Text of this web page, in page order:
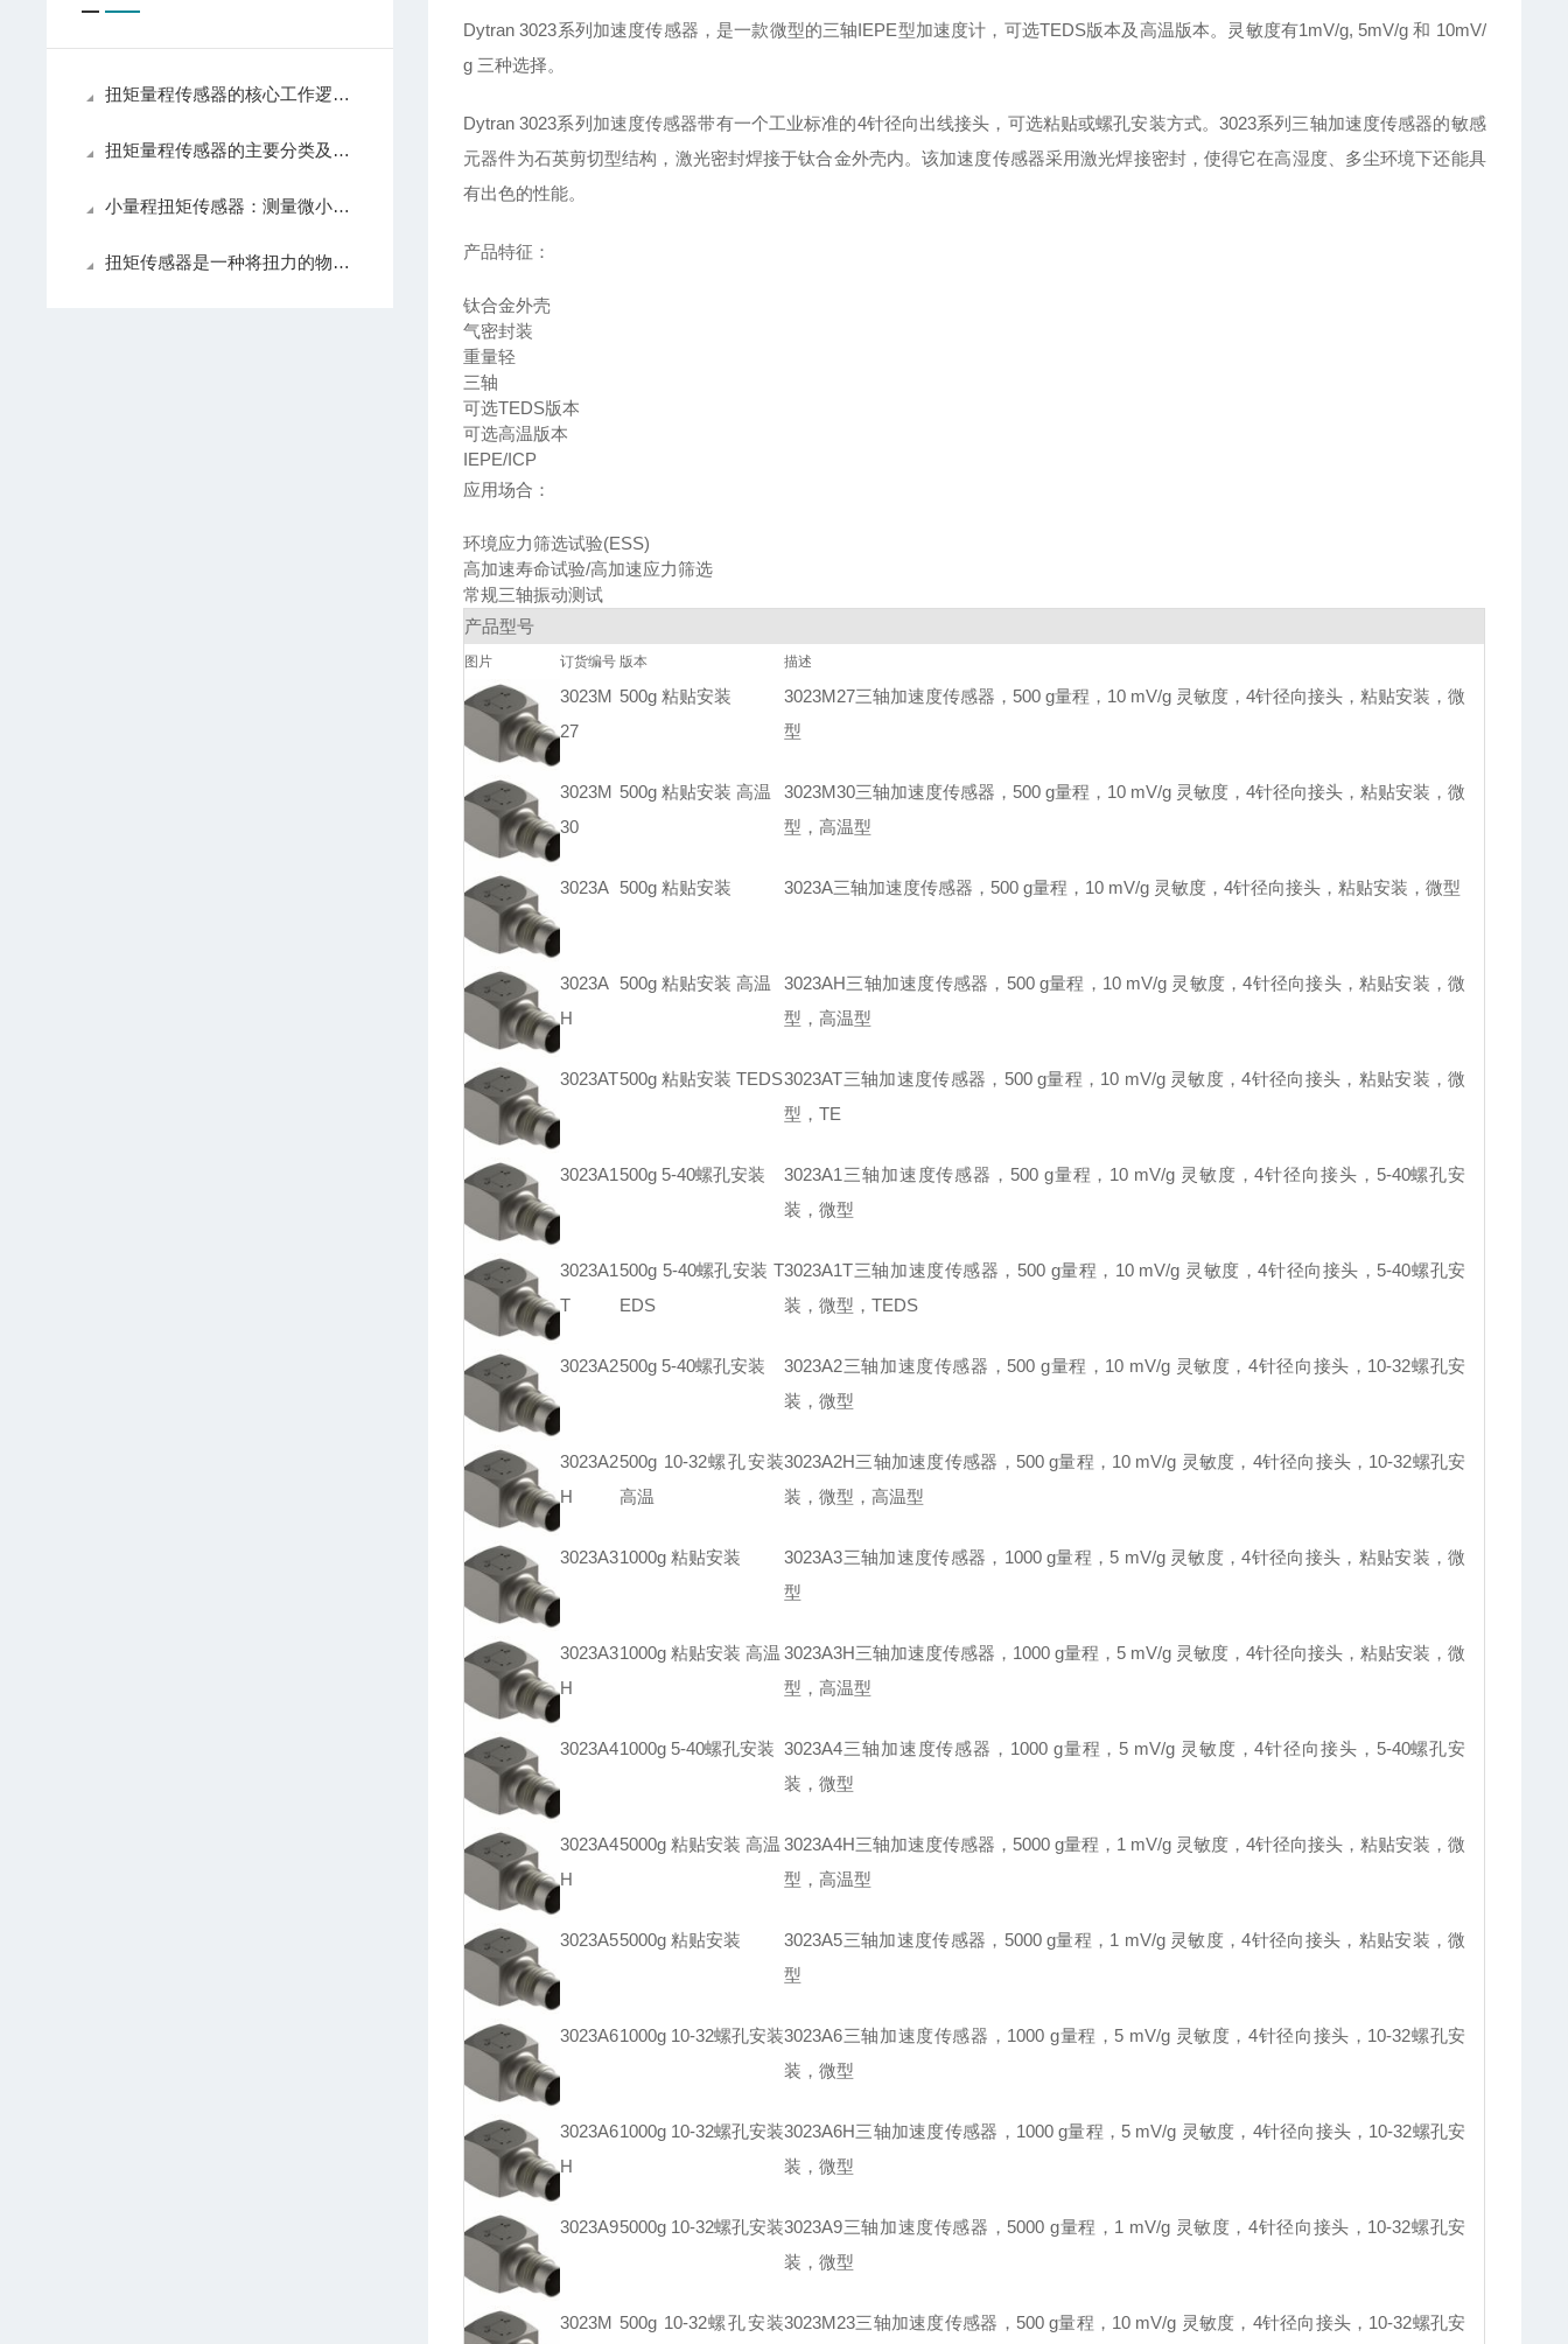
Dytran 3023系列加速度传感器，是一款微型的三轴IEPE型加速度计，可选TEDS版本及高温版本。灵敏度有1mV/g, 5mV/g 和 10mV/
g 三种选择。
Dytran 3023系列加速度传感器带有一个工业标准的4针径向出线接头，可选粘贴或螺孔安装方式。3023系列三轴加速度传感器的敏感
元器件为石英剪切型结构，激光密封焊接于钛合金外壳内。该加速度传感器采用激光焊接密封，使得它在高湿度、多尘环境下还能具
有出色的性能。
产品特征：
钛合金外壳
气密封装
重量轻
三轴
可选TEDS版本
可选高温版本
IEPE/ICP
应用场合：
环境应力筛选试验(ESS)
高加速寿命试验/高加速应力筛选
常规三轴振动测试
产品型号
图片 订货编号 版本 描述
3023M
27
500g 粘贴安装
3023M27三轴加速度传感器，500 g量程，10 mV/g 灵敏度，4针径向接头，粘贴安装，微
型
3023M
30
500g 粘贴安装 高温
3023M30三轴加速度传感器，500 g量程，10 mV/g 灵敏度，4针径向接头，粘贴安装，微
型，高温型
3023A 500g 粘贴安装 3023A三轴加速度传感器，500 g量程，10 mV/g 灵敏度，4针径向接头，粘贴安装，微型
3023A
H
500g 粘贴安装 高温
3023AH三轴加速度传感器，500 g量程，10 mV/g 灵敏度，4针径向接头，粘贴安装，微
型，高温型
3023AT500g 粘贴安装 TEDS3023AT三轴加速度传感器，500 g量程，10 mV/g 灵敏度，4针径向接头，粘贴安装，微
型，TE
3023A1 500g 5-40螺孔安装
3023A1三轴加速度传感器，500 g量程，10 mV/g 灵敏度，4针径向接头，5-40螺孔安
装，微型
3023A1
T
500g 5-40螺孔安装 T
EDS
3023A1T三轴加速度传感器，500 g量程，10 mV/g 灵敏度，4针径向接头，5-40螺孔安
装，微型，TEDS
3023A2500g 5-40螺孔安装
3023A2三轴加速度传感器，500 g量程，10 mV/g 灵敏度，4针径向接头，10-32螺孔安
装，微型
3023A2
H
500g 10-32螺孔安装
高温
3023A2H三轴加速度传感器，500 g量程，10 mV/g 灵敏度，4针径向接头，10-32螺孔安
装，微型，高温型
3023A31000g 粘贴安装
3023A3三轴加速度传感器，1000 g量程，5 mV/g 灵敏度，4针径向接头，粘贴安装，微
型
3023A3
H
1000g 粘贴安装 高温 3023A3H三轴加速度传感器，1000 g量程，5 mV/g 灵敏度，4针径向接头，粘贴安装，微
型，高温型
3023A41000g 5-40螺孔安装 3023A4三轴加速度传感器，1000 g量程，5 mV/g 灵敏度，4针径向接头，5-40螺孔安
装，微型
3023A4
H
5000g 粘贴安装 高温 3023A4H三轴加速度传感器，5000 g量程，1 mV/g 灵敏度，4针径向接头，粘贴安装，微
型，高温型
3023A55000g 粘贴安装
3023A5三轴加速度传感器，5000 g量程，1 mV/g 灵敏度，4针径向接头，粘贴安装，微
型
3023A61000g 10-32螺孔安装3023A6三轴加速度传感器，1000 g量程，5 mV/g 灵敏度，4针径向接头，10-32螺孔安
装，微型
3023A6
H
1000g 10-32螺孔安装3023A6H三轴加速度传感器，1000 g量程，5 mV/g 灵敏度，4针径向接头，10-32螺孔安
装，微型
3023A95000g 10-32螺孔安装3023A9三轴加速度传感器，5000 g量程，1 mV/g 灵敏度，4针径向接头，10-32螺孔安
装，微型
3023M 500g 10-32螺孔安装3023M23三轴加速度传感器，500 g量程，10 mV/g 灵敏度，4针径向接头，10-32螺孔安
扭矩量程传感器的核心工作逻辑如下
扭矩量程传感器的主要分类及应用场景介绍
小量程扭矩传感器：测量微小扭矩的仪器
扭矩传感器是一种将扭力的物理变化转换为准确电信号的测量仪器